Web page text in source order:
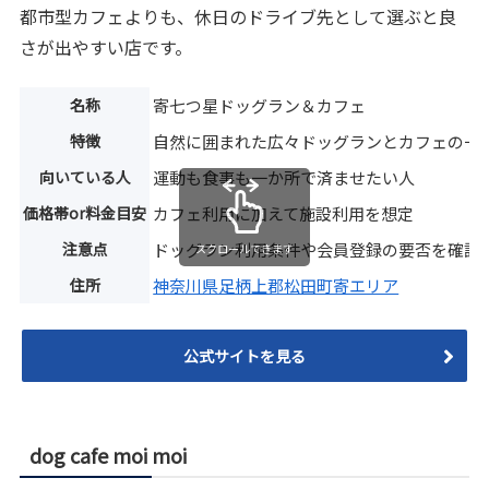
都市型カフェよりも、休日のドライブ先として選ぶと良
さが出やすい店です。
名称 寄七つ星ドッグラン＆カフェ
特徴 自然に囲まれた広々ドッグランとカフェの一
向いている人 運動も食事も一か所で済ませたい人
価格帯or料金目安 カフェ利用に加えて施設利用を想定
注意点 ドッグラン利用条件や会員登録の要否を確認
住所 神奈川県足柄上郡松田町寄エリア
スクロールできます
公式サイトを見る
dog cafe moi moi